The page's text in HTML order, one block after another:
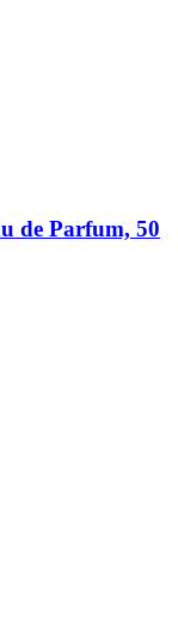
de Parfum, 50